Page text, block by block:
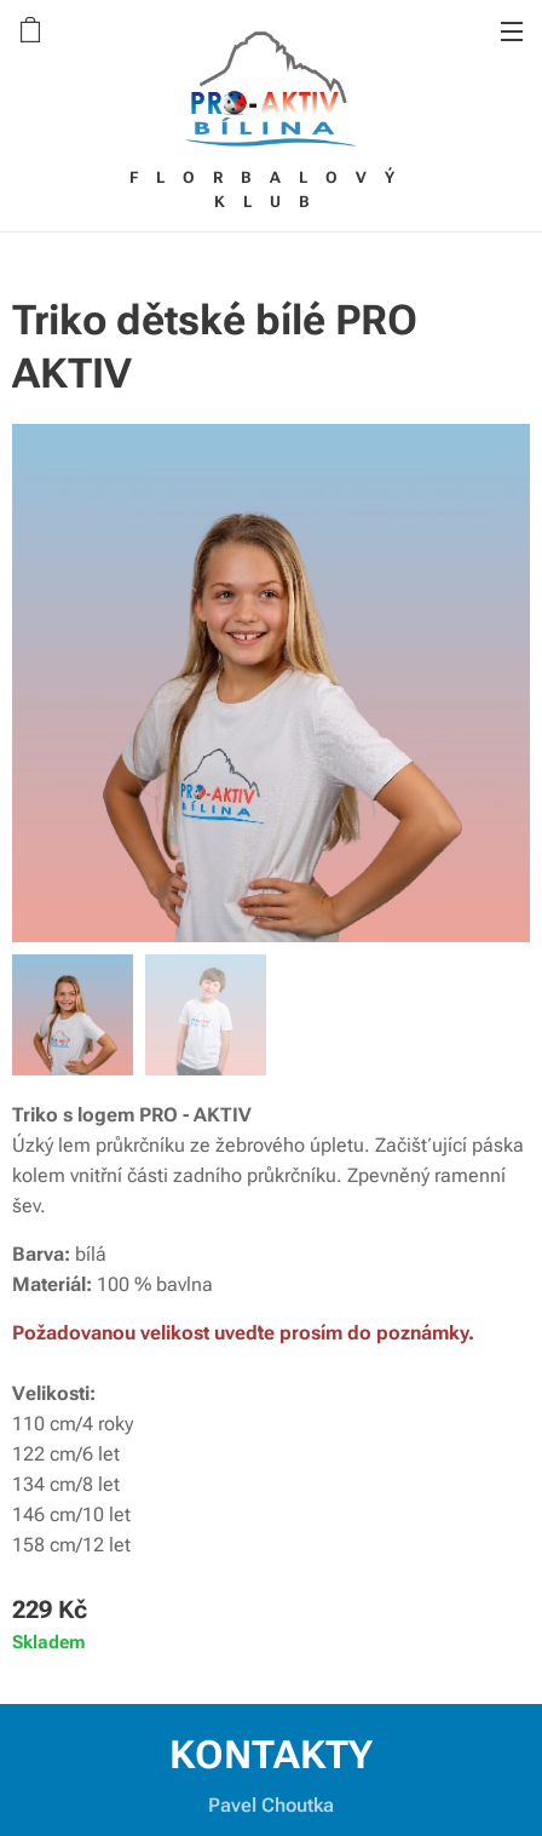
FLORBALOVÝ
KLUB
Triko dětské bílé PRO
AKTIV
Triko s logem PRO - AKTIV
Úzký lem průkrčníku ze žebrového úpletu. Začišťující páska
kolem vnitřní části zadního průkrčníku. Zpevněný ramenní
šev.
Barva: bílá
Materiál: 100 % bavlna
Požadovanou velikost uveďte prosím do poznámky.
Velikosti:
110 cm/4 roky
122 cm/6 let
134 cm/8 let
146 cm/10 let
158 cm/12 let
229 Kč
Skladem
KONTAKTY
Pavel Choutka